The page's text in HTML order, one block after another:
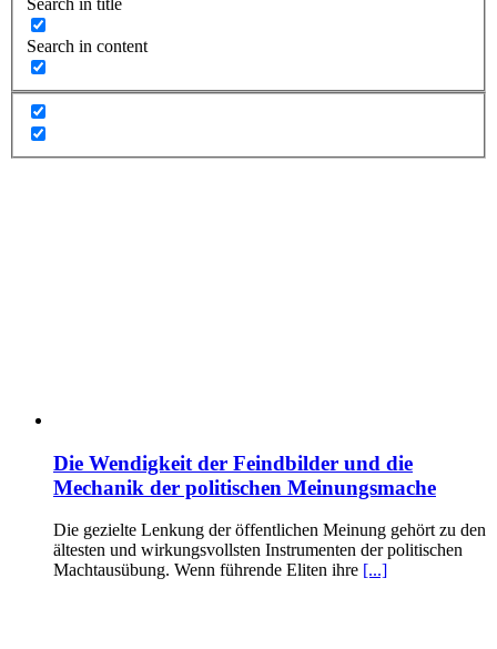
Search in title
Search in content
Die Wendigkeit der Feindbilder und die
Mechanik der politischen Meinungsmache
Die gezielte Lenkung der öffentlichen Meinung gehört zu den
ältesten und wirkungsvollsten Instrumenten der politischen
Machtausübung. Wenn führende Eliten ihre [...]